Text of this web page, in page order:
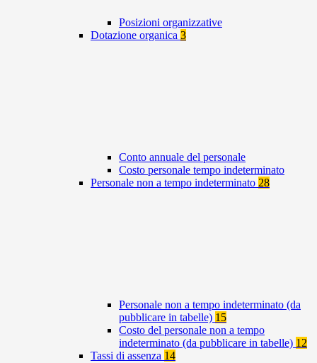
Posizioni organizzative
Dotazione organica 3
Conto annuale del personale
Costo personale tempo indeterminato
Personale non a tempo indeterminato 28
Personale non a tempo indeterminato (da
pubblicare in tabelle) 15
Costo del personale non a tempo
indeterminato (da pubblicare in tabelle) 12
Tassi di assenza 14